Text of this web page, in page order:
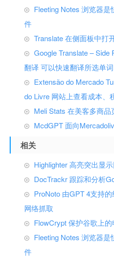
Fleeting Notes 浏览器
件
Translate 在侧面板中打
Google Translate – Side
翻译 可以快速翻译所选单词
Extensão do Mercado
do Livre 网站上查看成本、
Meli Stats 在美客多商
McdGPT 面向
相关
Highlighter 高亮突出显
DocTrackr 跟踪和分析
ProNoto 由GPT 4支持
网络抓取
FlowCrypt 保护谷歌上
Fleeting Notes 浏览器
件